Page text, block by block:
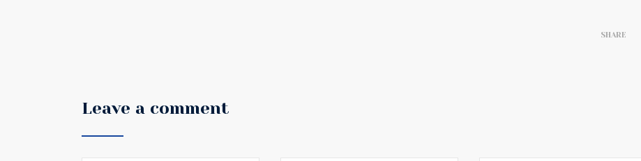
SHARE
Leave a comment